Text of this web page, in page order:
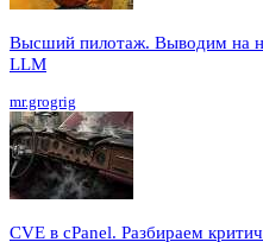
Высший пилотаж. Выводим на
LLM
mr.grogrig
CVE в cPanel. Разбираем